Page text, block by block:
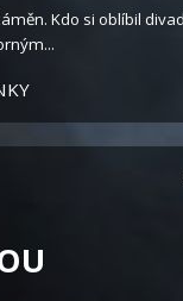
Kdo si oblíbil